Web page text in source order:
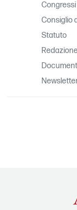
Congressi
Consiglio
Statuto